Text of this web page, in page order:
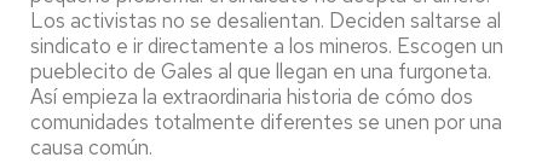
Los activistas no se desalientan. Deciden saltarse al
sindicato e ir directamente a los mineros. Escogen un
pueblecito de Gales al que llegan en una furgoneta.
Así empieza la extraordinaria historia de cómo dos
comunidades totalmente diferentes se unen por una
causa común.